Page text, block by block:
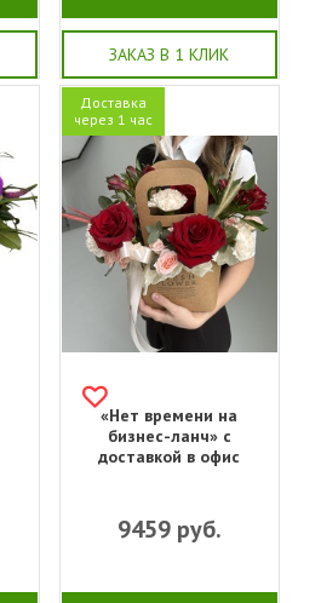
ЗАКАЗ В 1 КЛИК
Доставка
через 1 час
«Нет времени на
бизнес-ланч» с
доставкой в офис
9459руб.